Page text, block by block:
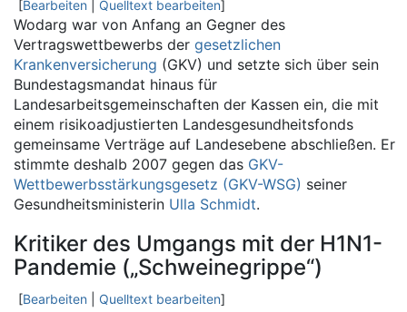
[Bearbeiten Quelltext bearbeiten]
Wodarg war von Anfang an Gegner des
Vertragswettbewerbs der gesetzlichen
Krankenversicherung (GKV) und setzte sich über sein
Bundestagsmandat hinaus für
Landesarbeitsgemeinschaften der Kassen ein, die mit
einem risikoadjustierten Landesgesundheitsfonds
gemeinsame Verträge auf Landesebene abschließen. Er
stimmte deshalb 2007 gegen das GKV-
Wettbewerbsstärkungsgesetz (GKV-WSG) seiner
Gesundheitsministerin Ulla Schmidt.
Kritiker des Umgangs mit der H1N1-
Pandemie („Schweinegrippe“)
[Bearbeiten Quelltext bearbeiten]